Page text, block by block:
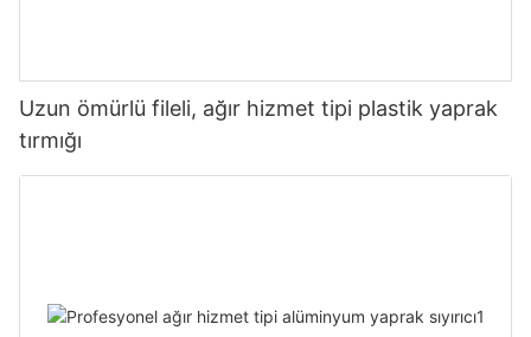
Uzun ömürlü fileli, ağır hizmet tipi plastik yaprak
tırmığı